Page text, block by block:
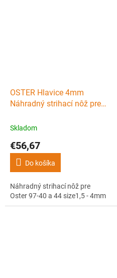
OSTER Hlavice 4mm
Náhradný strihací nôž pre
4mm
Skladom
€56,67
Do košíka
Náhradný strihací nôž pre
Oster 97-40 a 44 size1,5 - 4mm